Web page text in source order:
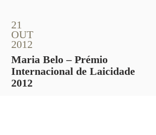
21
OUT
2012
Maria Belo – Prémio
Internacional de Laicidade
2012